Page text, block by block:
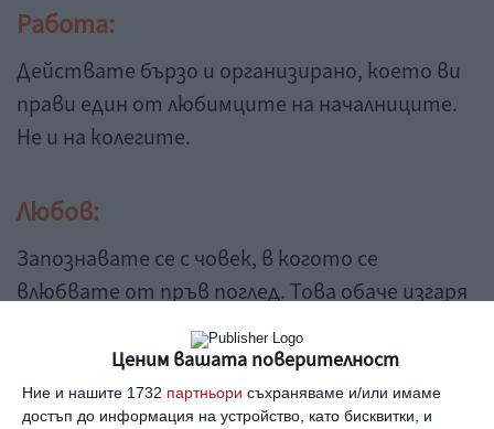
Ценим вашата поверителност
Ние и нашите 1732 партньори съхраняваме и/или имаме
достъп до информация на устройство, като бисквитки, и
Работа:
Действате бързо и организирано, което ви
прави един от любимците на началниците.
Не и на колегите.
Любов:
Запознавате се с човек, в когото се
влюбвате от пръв поглед. Това обаче изгаря
дългогодишната ви връзка.
Семейство и деца